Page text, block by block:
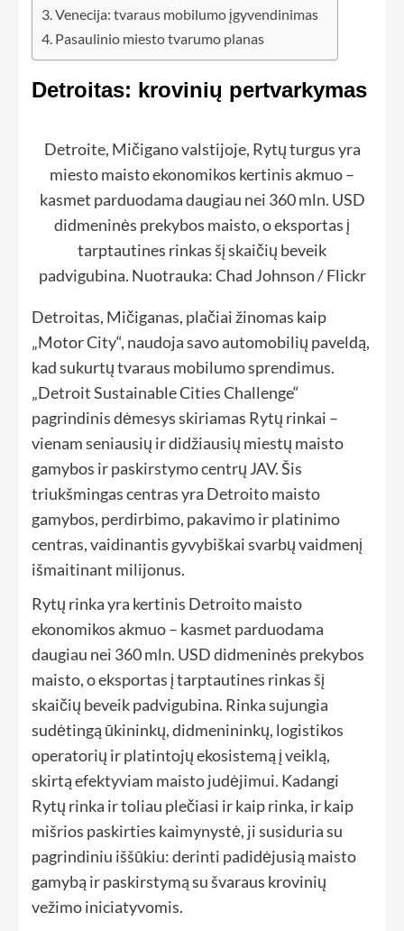
Venecija: tvaraus mobilumo įgyvendinimas
Pasaulinio miesto tvarumo planas
Detroitas: krovinių pertvarkymas
Detroite, Mičigano valstijoje, Rytų turgus yra
miesto maisto ekonomikos kertinis akmuo –
kasmet parduodama daugiau nei 360 mln. USD
didmeninės prekybos maisto, o eksportas į
tarptautines rinkas šį skaičių beveik
padvigubina. Nuotrauka: Chad Johnson / Flickr
Detroitas, Mičiganas, plačiai žinomas kaip
„Motor City“, naudoja savo automobilių paveldą,
kad sukurtų tvaraus mobilumo sprendimus.
„Detroit Sustainable Cities Challenge“
pagrindinis dėmesys skiriamas Rytų rinkai –
vienam seniausių ir didžiausių miestų maisto
gamybos ir paskirstymo centrų JAV. Šis
triukšmingas centras yra Detroito maisto
gamybos, perdirbimo, pakavimo ir platinimo
centras, vaidinantis gyvybiškai svarbų vaidmenį
išmaitinant milijonus.
Rytų rinka yra kertinis Detroito maisto
ekonomikos akmuo – kasmet parduodama
daugiau nei 360 mln. USD didmeninės prekybos
maisto, o eksportas į tarptautines rinkas šį
skaičių beveik padvigubina. Rinka sujungia
sudėtingą ūkininkų, didmenininkų, logistikos
operatorių ir platintojų ekosistemą į veiklą,
skirtą efektyviam maisto judėjimui. Kadangi
Rytų rinka ir toliau plečiasi ir kaip rinka, ir kaip
mišrios paskirties kaimynystė, ji susiduria su
pagrindiniu iššūkiu: derinti padidėjusią maisto
gamybą ir paskirstymą su švaraus krovinių
vežimo iniciatyvomis.